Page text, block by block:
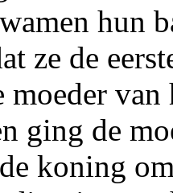
hun
ze de
moeder
ging de
koning